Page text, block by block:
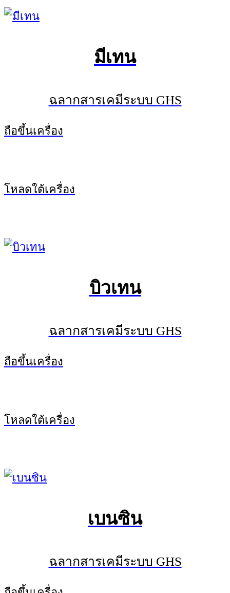
มีเทน
ฉลากสารเคมีระบบ GHS
ถือขึ้นเครื่อง
โหลดใต้เครื่อง
บิวเทน
ฉลากสารเคมีระบบ GHS
ถือขึ้นเครื่อง
โหลดใต้เครื่อง
เบนซิน
ฉลากสารเคมีระบบ GHS